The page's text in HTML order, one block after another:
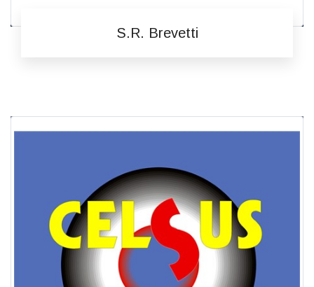
S.R. Brevetti